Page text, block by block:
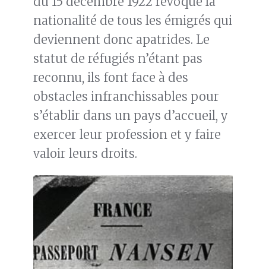
nationalité de tous les émigrés qui
deviennent donc apatrides. Le
statut de réfugiés n’étant pas
reconnu, ils font face à des
obstacles infranchissables pour
s’établir dans un pays d’accueil, y
exercer leur profession et y faire
valoir leurs droits.